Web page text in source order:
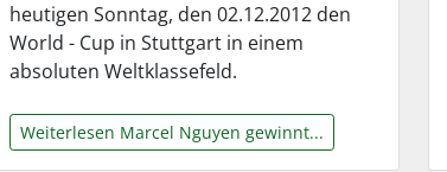
heutigen Sonntag, den 02.12.2012 den
World - Cup in Stuttgart in einem
absoluten Weltklassefeld.
Weiterlesen Marcel Nguyen gewinnt...